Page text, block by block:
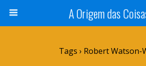
A Origem das
Tags › Robert Watson-